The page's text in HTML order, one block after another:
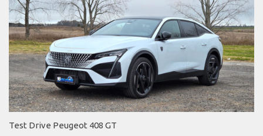
Test Drive Peugeot 408 GT